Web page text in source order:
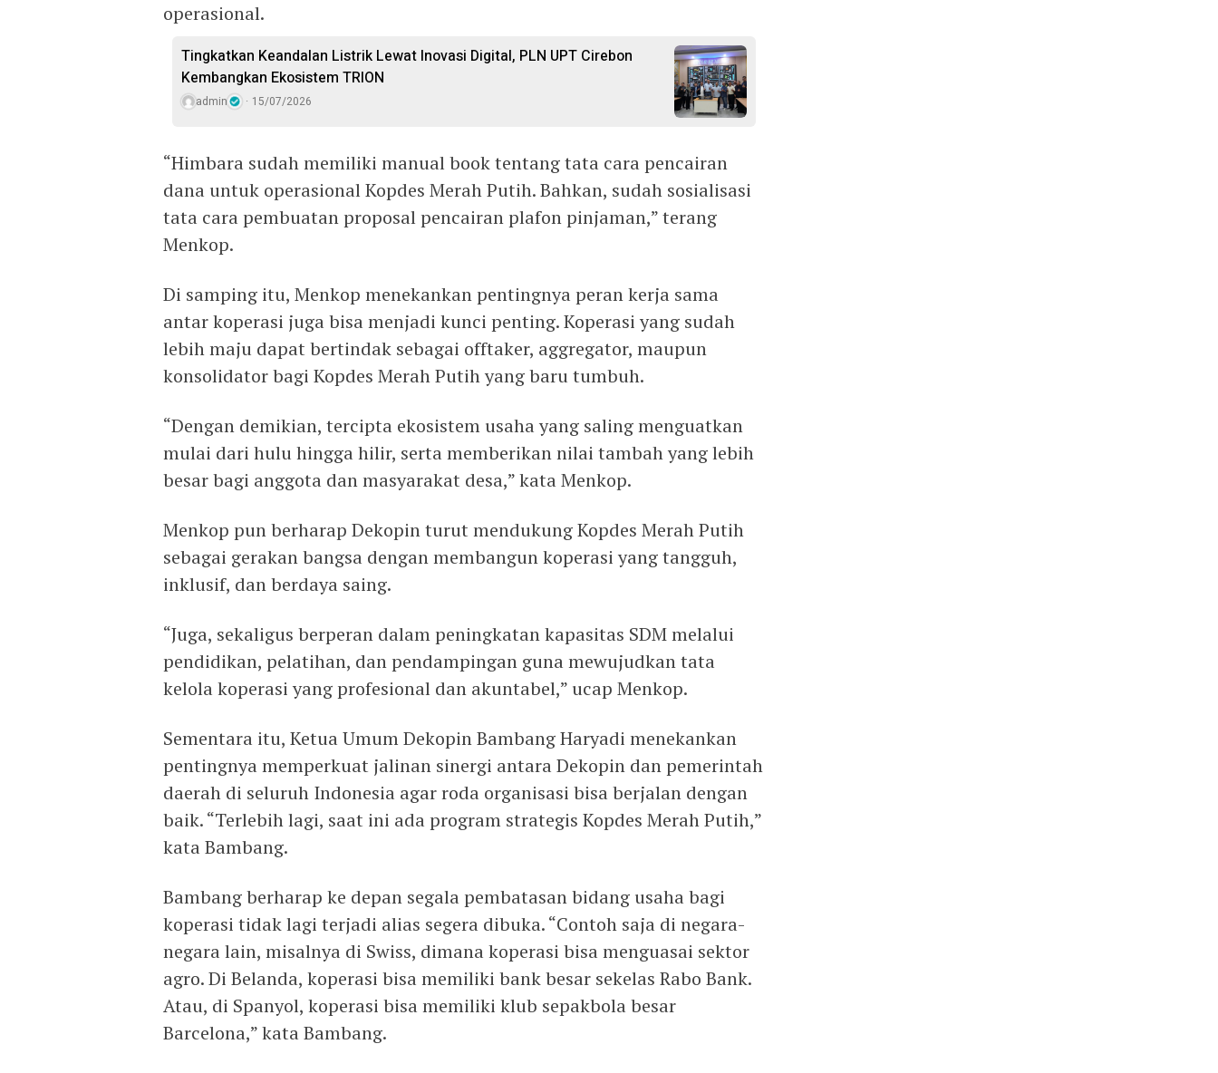
operasional.
Tingkatkan Keandalan Listrik Lewat Inovasi Digital, PLN UPT Cirebon
Kembangkan Ekosistem TRION
admin 15/07/2026
“Himbara sudah memiliki manual book tentang tata cara pencairan
dana untuk operasional Kopdes Merah Putih. Bahkan, sudah sosialisasi
tata cara pembuatan proposal pencairan plafon pinjaman,” terang
Menkop.
Di samping itu, Menkop menekankan pentingnya peran kerja sama
antar koperasi juga bisa menjadi kunci penting. Koperasi yang sudah
lebih maju dapat bertindak sebagai offtaker, aggregator, maupun
konsolidator bagi Kopdes Merah Putih yang baru tumbuh.
“Dengan demikian, tercipta ekosistem usaha yang saling menguatkan
mulai dari hulu hingga hilir, serta memberikan nilai tambah yang lebih
besar bagi anggota dan masyarakat desa,” kata Menkop.
Menkop pun berharap Dekopin turut mendukung Kopdes Merah Putih
sebagai gerakan bangsa dengan membangun koperasi yang tangguh,
inklusif, dan berdaya saing.
“Juga, sekaligus berperan dalam peningkatan kapasitas SDM melalui
pendidikan, pelatihan, dan pendampingan guna mewujudkan tata
kelola koperasi yang profesional dan akuntabel,” ucap Menkop.
Sementara itu, Ketua Umum Dekopin Bambang Haryadi menekankan
pentingnya memperkuat jalinan sinergi antara Dekopin dan pemerintah
daerah di seluruh Indonesia agar roda organisasi bisa berjalan dengan
baik. “Terlebih lagi, saat ini ada program strategis Kopdes Merah Putih,”
kata Bambang.
Bambang berharap ke depan segala pembatasan bidang usaha bagi
koperasi tidak lagi terjadi alias segera dibuka. “Contoh saja di negara-
negara lain, misalnya di Swiss, dimana koperasi bisa menguasai sektor
agro. Di Belanda, koperasi bisa memiliki bank besar sekelas Rabo Bank.
Atau, di Spanyol, koperasi bisa memiliki klub sepakbola besar
Barcelona,” kata Bambang.